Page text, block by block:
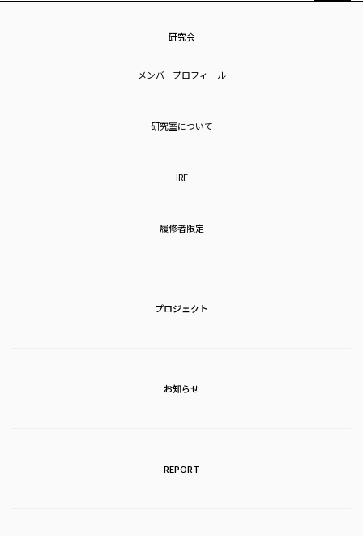
研究会
メンバープロフィール
研究室について
IRF
履修者限定
プロジェクト
お知らせ
REPORT